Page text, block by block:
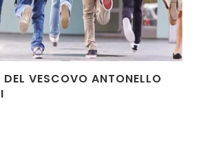
VESCOVO ANTONELLO